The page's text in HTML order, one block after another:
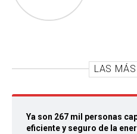
LAS
Ya son 267 mil personas
eficiente y seguro de la